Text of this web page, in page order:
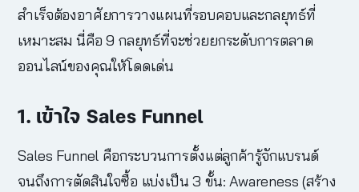
สำเร็จต้องอาศัยการวางแผนที่รอบคอบและกลยุทธ์ที่
เหมาะสม นี่คือ 9 กลยุทธ์ที่จะช่วยยกระดับการตลาด
ออนไลน์ของคุณให้โดดเด่น
1. เข้าใจ Sales Funnel
Sales Funnel คือกระบวนการตั้งแต่ลูกค้ารู้จักแบรนด์
จนถึงการตัดสินใจซื้อ แบ่งเป็น 3 ขั้น: Awareness (สร้าง